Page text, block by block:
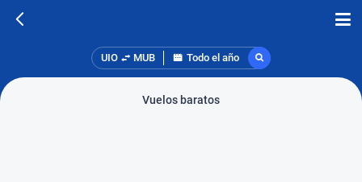
UIO MUB Todo el año
Vuelos baratos